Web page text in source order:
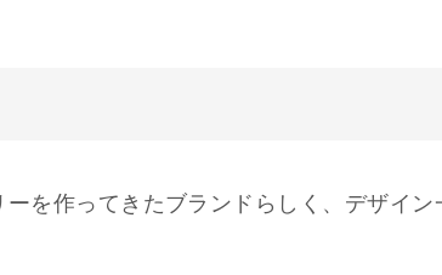
を作ってきたブランドらしく、デザイン